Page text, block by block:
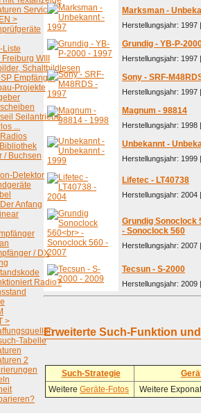
Service
>
Liste
WIII
Schaltbildlesen
Empfänger
Projekte
Seilantriebe
...
/ Buchsen
Detektor
Anfang
/ DX
Radio?
>
Tabelle
2
Marksman -
Herstellungsjahr: 1997
Grundig - YB-P-
Herstellungsjahr: 1997
Sony - SRF-
Herstellungsjahr: 1997
Magnum - 98814
Herstellungsjahr: 1998
Unbekannt -
Herstellungsjahr: 1999
Lifetec - LT40738
Herstellungsjahr: 2004
Grundig Sonoclock
- Sonoclock 560
Herstellungsjahr: 2007
Tecsun - S-2000
Herstellungsjahr: 2009
Erweiterte Such-Funktion
Such-Strategie
Weitere Geräte-Fotos Weitere